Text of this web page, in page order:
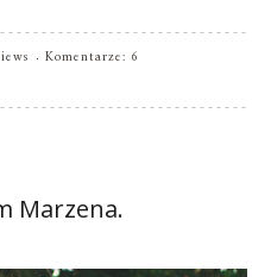
Komentarze: 6
Marzena.